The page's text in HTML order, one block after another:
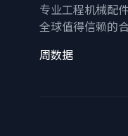
专业工程机械配
全球值得信赖的
周数据